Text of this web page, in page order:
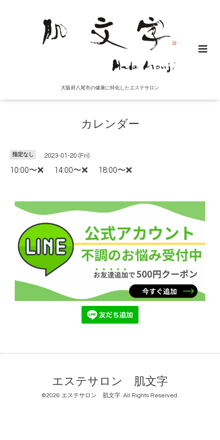
大阪府八尾市の健康に特化したエステサロン
カレンダー
指定なし 2023-01-20 (Fri)
10:00〜❌ 14:00〜❌ 18:00〜❌
エステサロン 肌文字
©2026 エステサロン 肌文字. All Rights Reserved.